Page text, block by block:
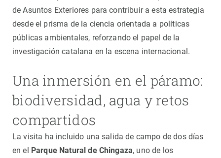
de Asuntos Exteriores para contribuir a esta estrategia
desde el prisma de la ciencia orientada a políticas
públicas ambientales, reforzando el papel de la
investigación catalana en la escena internacional.
Una inmersión en el páramo:
biodiversidad, agua y retos
compartidos
La visita ha incluido una salida de campo de dos días
en el
Parque Natural de Chingaza, uno de los